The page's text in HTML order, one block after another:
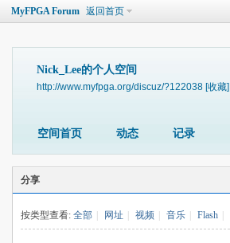
MyFPGA Forum 返回首页
Nick_Lee的个人空间
http://www.myfpga.org/discuz/?122038 [收藏]
空间首页 动态 记录
分享
按类型查看: 全部 网址 视频 音乐 Flash